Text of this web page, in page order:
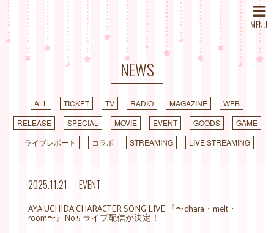
MENU
NEWS
ALL TICKET TV RADIO MAGAZINE
WEB
RELEASE
SPECIAL MOVIE EVENT GOODS
GAME
ライブレポート
コラボ STREAMING LIVE STREAMING
2025.11.21 EVENT
AYA UCHIDA CHARACTER SONG LIVE 『〜chara・melt・
room〜』No.5 ライブ配信が決定！